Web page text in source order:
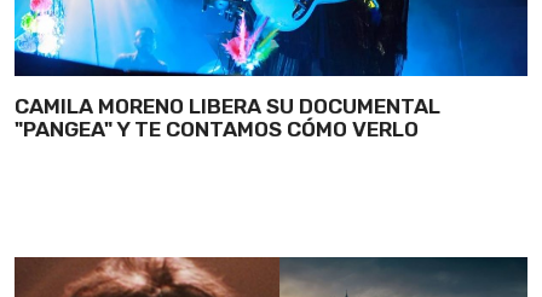
CAMILA MORENO LIBERA SU DOCUMENTAL
"PANGEA" Y TE CONTAMOS CÓMO VERLO